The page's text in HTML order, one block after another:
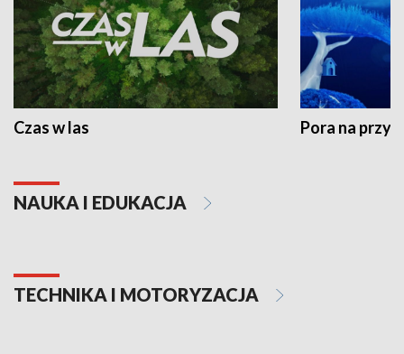
Czas w las Pora na
NAUKA I EDUKACJA
TECHNIKA I MOTORYZACJA